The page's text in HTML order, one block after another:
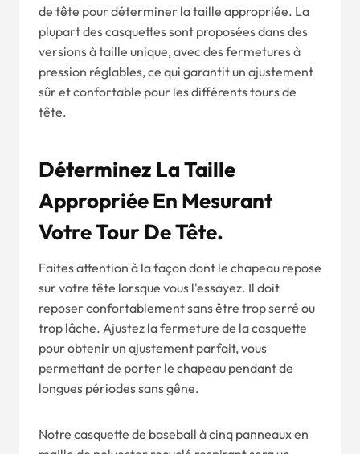
de tête pour déterminer la taille appropriée. La
plupart des casquettes sont proposées dans des
versions à taille unique, avec des fermetures à
pression réglables, ce qui garantit un ajustement
sûr et confortable pour les différents tours de
tête.
Déterminez La Taille
Appropriée En Mesurant
Votre Tour De Tête.
Faites attention à la façon dont le chapeau repose
sur votre tête lorsque vous l'essayez. Il doit
reposer confortablement sans être trop serré ou
trop lâche. Ajustez la fermeture de la casquette
pour obtenir un ajustement parfait, vous
permettant de porter le chapeau pendant de
longues périodes sans gêne.
Notre casquette de baseball à cinq panneaux en